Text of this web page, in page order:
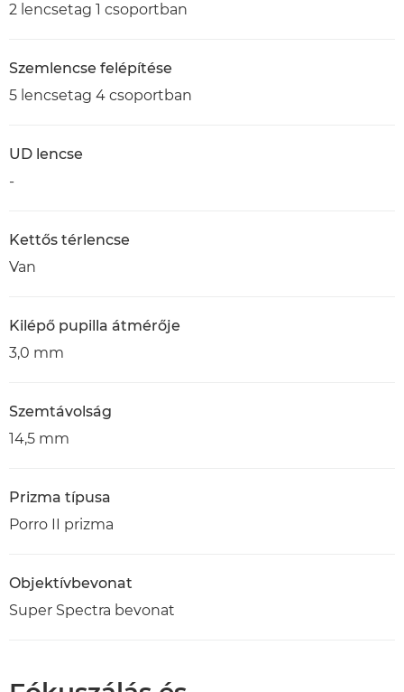
2 lencsetag 1 csoportban
Szemlencse felépítése
5 lencsetag 4 csoportban
UD lencse
-
Kettős térlencse
Van
Kilépő pupilla átmérője
3,0 mm
Szemtávolság
14,5 mm
Prizma típusa
Porro II prizma
Objektívbevonat
Super Spectra bevonat